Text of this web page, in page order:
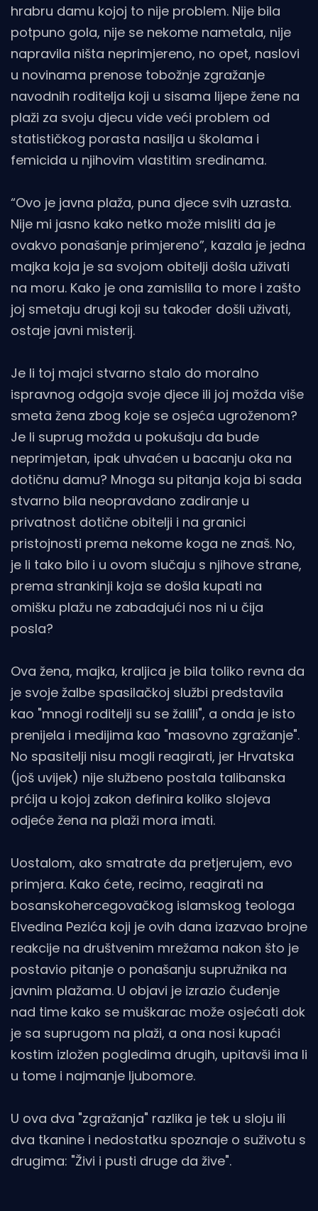
hrabru damu kojoj to nije problem. Nije bila
potpuno gola, nije se nekome nametala, nije
napravila ništa neprimjereno, no opet, naslovi
u novinama prenose tobožnje zgražanje
navodnih roditelja koji u sisama lijepe žene na
plaži za svoju djecu vide veći problem od
statističkog porasta nasilja u školama i
femicida u njihovim vlastitim sredinama.
“Ovo je javna plaža, puna djece svih uzrasta.
Nije mi jasno kako netko može misliti da je
ovakvo ponašanje primjereno”, kazala je jedna
majka koja je sa svojom obitelji došla uživati
na moru. Kako je ona zamislila to more i zašto
joj smetaju drugi koji su također došli uživati,
ostaje javni misterij.
Je li toj majci stvarno stalo do moralno
ispravnog odgoja svoje djece ili joj možda više
smeta žena zbog koje se osjeća ugroženom?
Je li suprug možda u pokušaju da bude
neprimjetan, ipak uhvaćen u bacanju oka na
dotičnu damu? Mnoga su pitanja koja bi sada
stvarno bila neopravdano zadiranje u
privatnost dotične obitelji i na granici
pristojnosti prema nekome koga ne znaš. No,
je li tako bilo i u ovom slučaju s njihove strane,
prema strankinji koja se došla kupati na
omišku plažu ne zabadajući nos ni u čija
posla?
Ova žena, majka, kraljica je bila toliko revna da
je svoje žalbe spasilačkoj službi predstavila
kao "mnogi roditelji su se žalili", a onda je isto
prenijela i medijima kao "masovno zgražanje".
No spasitelji nisu mogli reagirati, jer Hrvatska
(još uvijek) nije službeno postala talibanska
prćija u kojoj zakon definira koliko slojeva
odjeće žena na plaži mora imati.
Uostalom, ako smatrate da pretjerujem, evo
primjera. Kako ćete, recimo, reagirati na
bosanskohercegovačkog islamskog teologa
Elvedina Pezića koji je ovih dana izazvao brojne
reakcije na društvenim mrežama nakon što je
postavio pitanje o ponašanju supružnika na
javnim plažama. U objavi je izrazio čuđenje
nad time kako se muškarac može osjećati dok
je sa suprugom na plaži, a ona nosi kupaći
kostim izložen pogledima drugih, upitavši ima li
u tome i najmanje ljubomore.
U ova dva "zgražanja" razlika je tek u sloju ili
dva tkanine i nedostatku spoznaje o suživotu s
drugima: "Živi i pusti druge da žive".